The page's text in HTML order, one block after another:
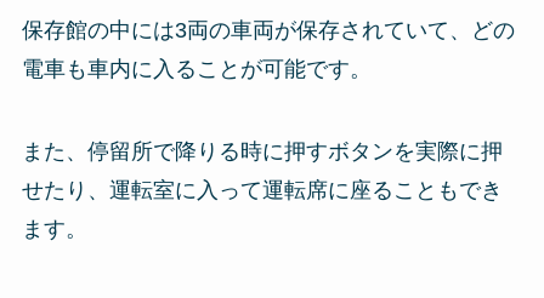
保存館の中には3両の車両が保存されていて、どの
電車も車内に入ることが可能です。
また、停留所で降りる時に押すボタンを実際に押
せたり、運転室に入って運転席に座ることもでき
ます。